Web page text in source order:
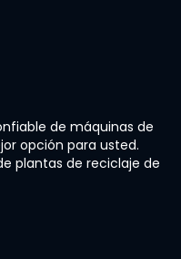
de máquinas de
opción para usted.
plantas de reciclaje de